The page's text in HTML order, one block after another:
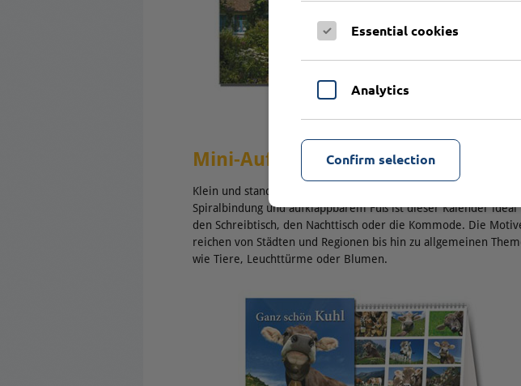
Mini-Aufstellkalender
Klein und standfest: Mit einer Größe von 100 x 100 mm,
Spiralbindung und aufklappbarem Fuß ist dieser Kalender ideal
den Schreibtisch, den Nachttisch oder die Kommode. Die
reichen von Städten und Regionen bis hin zu allgemeinen
wie Tiere, Leuchttürme oder Blumen.
Essential cookies
Analytics
Confirm selection